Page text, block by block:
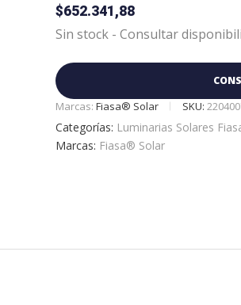
$652.341,88
Sin stock - Consultar
Marcas: Fiasa® Solar SKU:
Categorías: Luminarias Solares
Marcas: Fiasa® Solar